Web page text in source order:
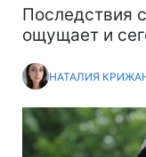
Последствия
ощущает и
НАТАЛИЯ